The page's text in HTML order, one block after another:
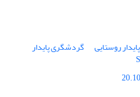
روستایی گردشگری پایدار